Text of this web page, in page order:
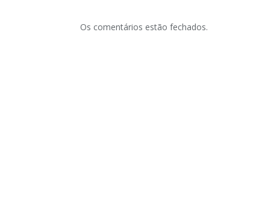
Os comentários estão fechados.